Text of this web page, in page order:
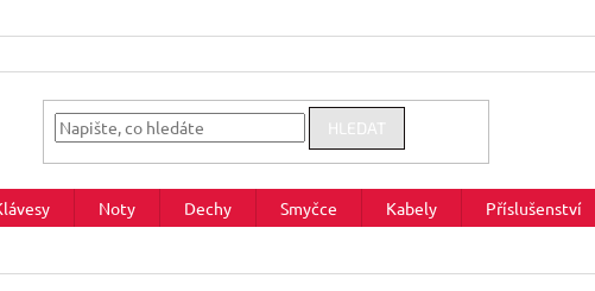
HLEDAT
Noty Dechy Smyčce Kabely Příslušenství